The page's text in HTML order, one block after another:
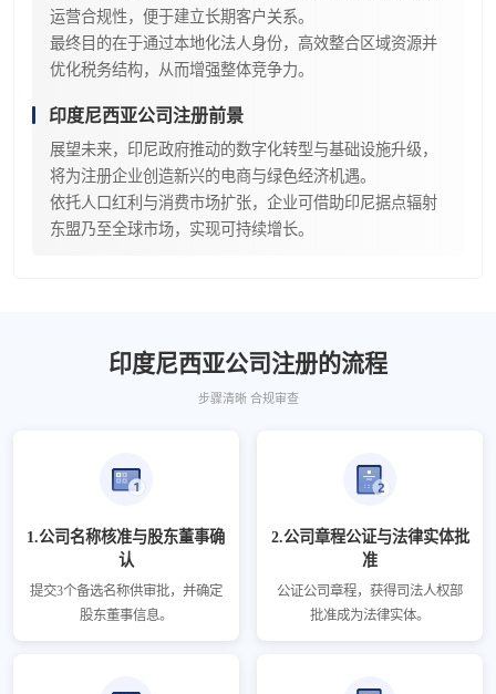
运营合规性，便于建立长期客户关系。
最终目的在于通过本地化法人身份，高效整合区域资源并
优化税务结构，从而增强整体竞争力。
印度尼西亚公司注册前景
展望未来，印尼政府推动的数字化转型与基础设施升级，
将为注册企业创造新兴的电商与绿色经济机遇。
依托人口红利与消费市场扩张，企业可借助印尼据点辐射
东盟乃至全球市场，实现可持续增长。
印度尼西亚公司注册的流程
步骤清晰 合规审查
1.公司名称核准与股东董事确
认
提交3个备选名称供审批，并确定
股东董事信息。
2.公司章程公证与法律实体批
准
公证公司章程，获得司法人权部
批准成为法律实体。